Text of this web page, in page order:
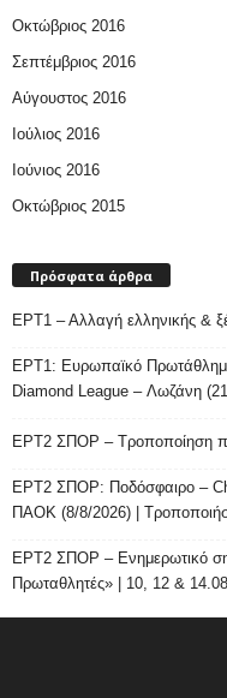
Οκτώβριος 2016
Σεπτέμβριος 2016
Αύγουστος 2016
Ιούλιος 2016
Ιούνιος 2016
Οκτώβριος 2015
Πρόσφατα άρθρα
ΕΡΤ1 – Αλλαγή ελληνικής &
ΕΡΤ1: Ευρωπαϊκό
Diamond League – Λωζάνη
ΕΡΤ2 ΣΠΟΡ – Τροποποίηση
ΕΡΤ2 ΣΠΟΡ: Ποδόσφαιρο –
ΠΑΟΚ (8/8/2026) |
ΕΡΤ2 ΣΠΟΡ – Ενημερωτικό
Πρωταθλητές» | 10, 12 &